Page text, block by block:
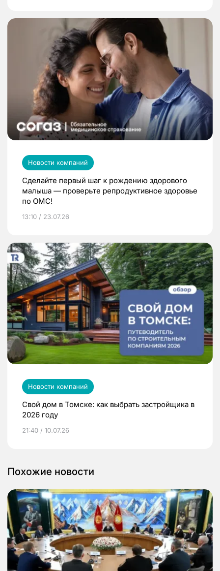
Новости компаний
Сделайте первый шаг к рождению здорового
малыша — проверьте репродуктивное здоровье
по ОМС!
13:10 / 23.07.26
Новости компаний
Свой дом в Томске: как выбрать застройщика в
2026 году
21:40 / 10.07.26
Похожие новости